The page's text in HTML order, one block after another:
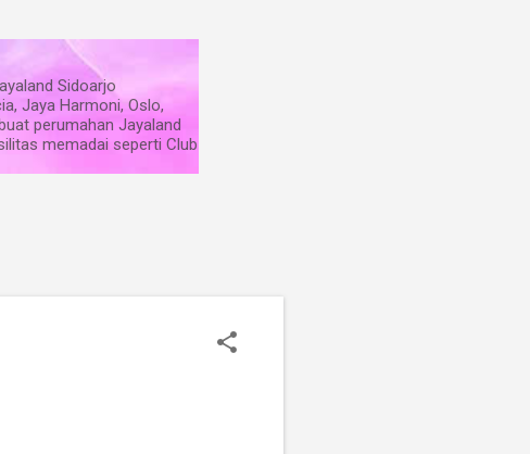
Sidoarjo
Jaya Harmoni, Oslo,
perumahan Jayaland
memadai seperti Club